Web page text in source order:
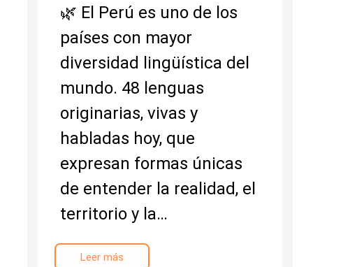
🌿 El Perú es uno de los
países con mayor
diversidad lingüística del
mundo. 48 lenguas
originarias, vivas y
habladas hoy, que
expresan formas únicas
de entender la realidad, el
territorio y la…
Leer más